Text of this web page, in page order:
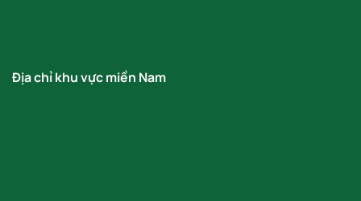
Địa chỉ khu vực miền Nam